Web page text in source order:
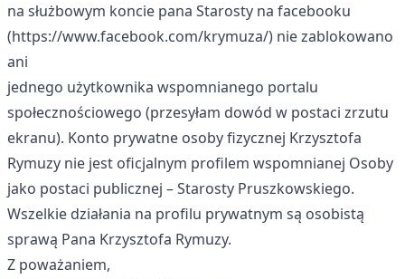
na służbowym koncie pana Starosty na facebooku
(https://www.facebook.com/krymuza/) nie zablokowano
ani
jednego użytkownika wspomnianego portalu
społecznościowego (przesyłam dowód w postaci zrzutu
ekranu). Konto prywatne osoby fizycznej Krzysztofa
Rymuzy nie jest oficjalnym profilem wspomnianej Osoby
jako postaci publicznej – Starosty Pruszkowskiego.
Wszelkie działania na profilu prywatnym są osobistą
sprawą Pana Krzysztofa Rymuzy.
Z poważaniem,